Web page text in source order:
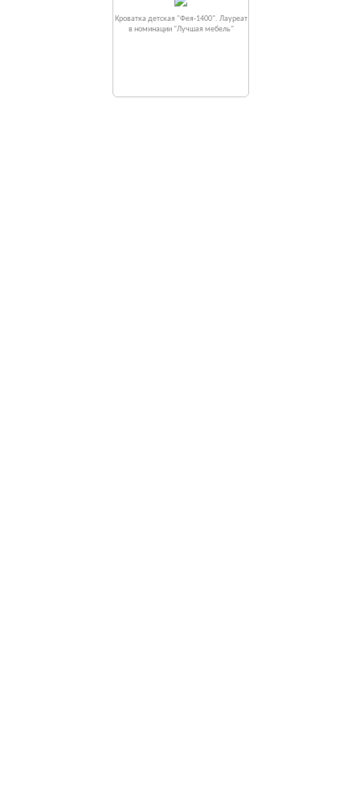
Кроватка детская "Фея-1400". Лауреат
в номинации "Лучшая мебель"